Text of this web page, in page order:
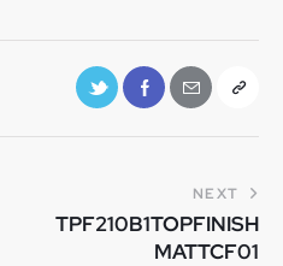
NEXT
TPF210B1TOPFINISH
MATTCF01